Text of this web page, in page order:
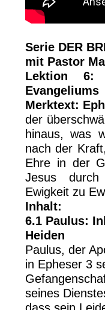
Serie DER
mit Pastor
Lektion 6:
Evangeliums
Merktext:
der
hinaus, was
nach der
Ehre in der
Jesus
Ewigkeit zu
Inhalt:
6.1 Paulus:
Heiden
Paulus, der
in Epheser 3
seines
dass sein